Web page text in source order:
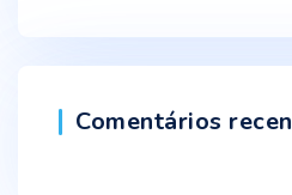
Comentários